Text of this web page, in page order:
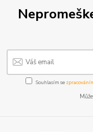
Souhlasím se